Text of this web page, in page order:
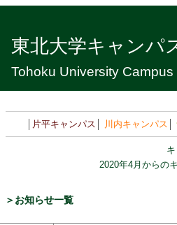
東北大学キャンパ
Tohoku University Campus
片平キャンパス 川内キャンパス
2020年4月からの
＞お知らせ一覧